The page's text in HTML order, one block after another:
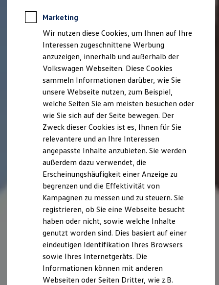
Notdienst und Pannenhilfe
Software, Konnektivität & Apps
California App
VW Connect für Ihren ID. Buzz
VW Connect für Ihren Transporter/Caravelle
VW Connect für Ihren Amarok
VW Connect für andere Modelle
Connect Pro
Fleet Interface Data
Multistop Pathfinder
Übersicht Software Updates
Digitales Bordbuch
Fahrerassistenz- und Sicherheitssysteme
Kontrollleuchten
Batterieverordnung
XTL-Dieselkraftstoff
Ersatzteile und Betriebsflüssigkeiten
Original Zubehör und Lifestyle Produkte
myVolkswagen
myVolkswagen Business
Elektrisch & Autonom
Elektro - & Hybridfahrzeuge
Unser Ansatz
Klimafreundlicher Strom
Reichweite & Ladelösungen
Reichweitensimulator
Ladezeitensimulator
Ladelösungen für Privatkunden
Ladelösungen für Gewerbekunden
Marketing
Wir nutzen diese Cookies, um Ihnen auf Ihre
Interessen zugeschnittene Werbung
anzuzeigen, innerhalb und außerhalb der
Volkswagen Webseiten. Diese Cookies
sammeln Informationen darüber, wie Sie
unsere Webseite nutzen, zum Beispiel,
welche Seiten Sie am meisten besuchen oder
wie Sie sich auf der Seite bewegen. Der
Zweck dieser Cookies ist es, Ihnen für Sie
relevantere und an Ihre Interessen
angepasste Inhalte anzubieten. Sie werden
außerdem dazu verwendet, die
Erscheinungshäufigkeit einer Anzeige zu
begrenzen und die Effektivität von
Kampagnen zu messen und zu steuern. Sie
registrieren, ob Sie eine Webseite besucht
haben oder nicht, sowie welche Inhalte
genutzt worden sind. Dies basiert auf einer
eindeutigen Identifikation Ihres Browsers
sowie Ihres Internetgeräts. Die
Informationen können mit anderen
Webseiten oder Seiten Dritter, wie z.B.